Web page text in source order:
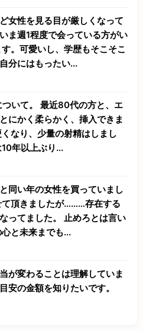
女性を見る目が厳しくなって
ま週1程度で会っている方がい
。可愛いし、学歴もそこそこ
分にはもったい...
いて。 最近80代の方と、エ
にかく柔らかく、挿入できま
なり、少量の射精はしまし
年以上ぶり...
同い年の女性を買っていまし
て頂きましたが………存在する
ってました。 止めろとは言い
と未来までも...
が変わることは理解していま
安の金額を知りたいです。